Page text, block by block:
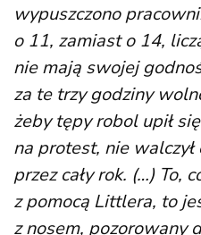
wypuszczono
o 11, zamiast o 14,
nie mają swojej
za te trzy godziny
żeby tępy robol upił
na protest, nie
przez cały rok. (…) To,
z pomocą Littlera, to
z nosem, pozorowany